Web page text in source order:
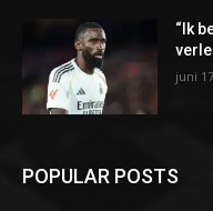
“Ik
juni
POPULAR POSTS